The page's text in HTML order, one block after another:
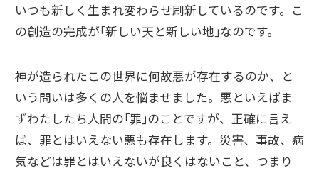
いつも新しく生まれ変わらせ刷新しているのです。こ
の創造の完成が｢新しい天と新しい地｣なのです。
神が造られたこの世界に何故悪が存在するのか、と
いう問いは多くの人を悩ませました。悪といえばま
ずわたしたち人間の｢罪｣のことですが、正確に言え
ば、罪とはいえない悪も存在します。災害、事故、病
気などは罪とはいえないが良くはないこと、つまり